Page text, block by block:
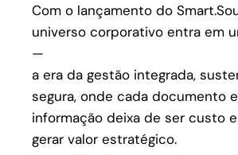
Com o lançamento do
universo corporativo entra em
—
a era da gestão integrada,
segura, onde cada documento
informação deixa de ser custo
gerar valor estratégico.